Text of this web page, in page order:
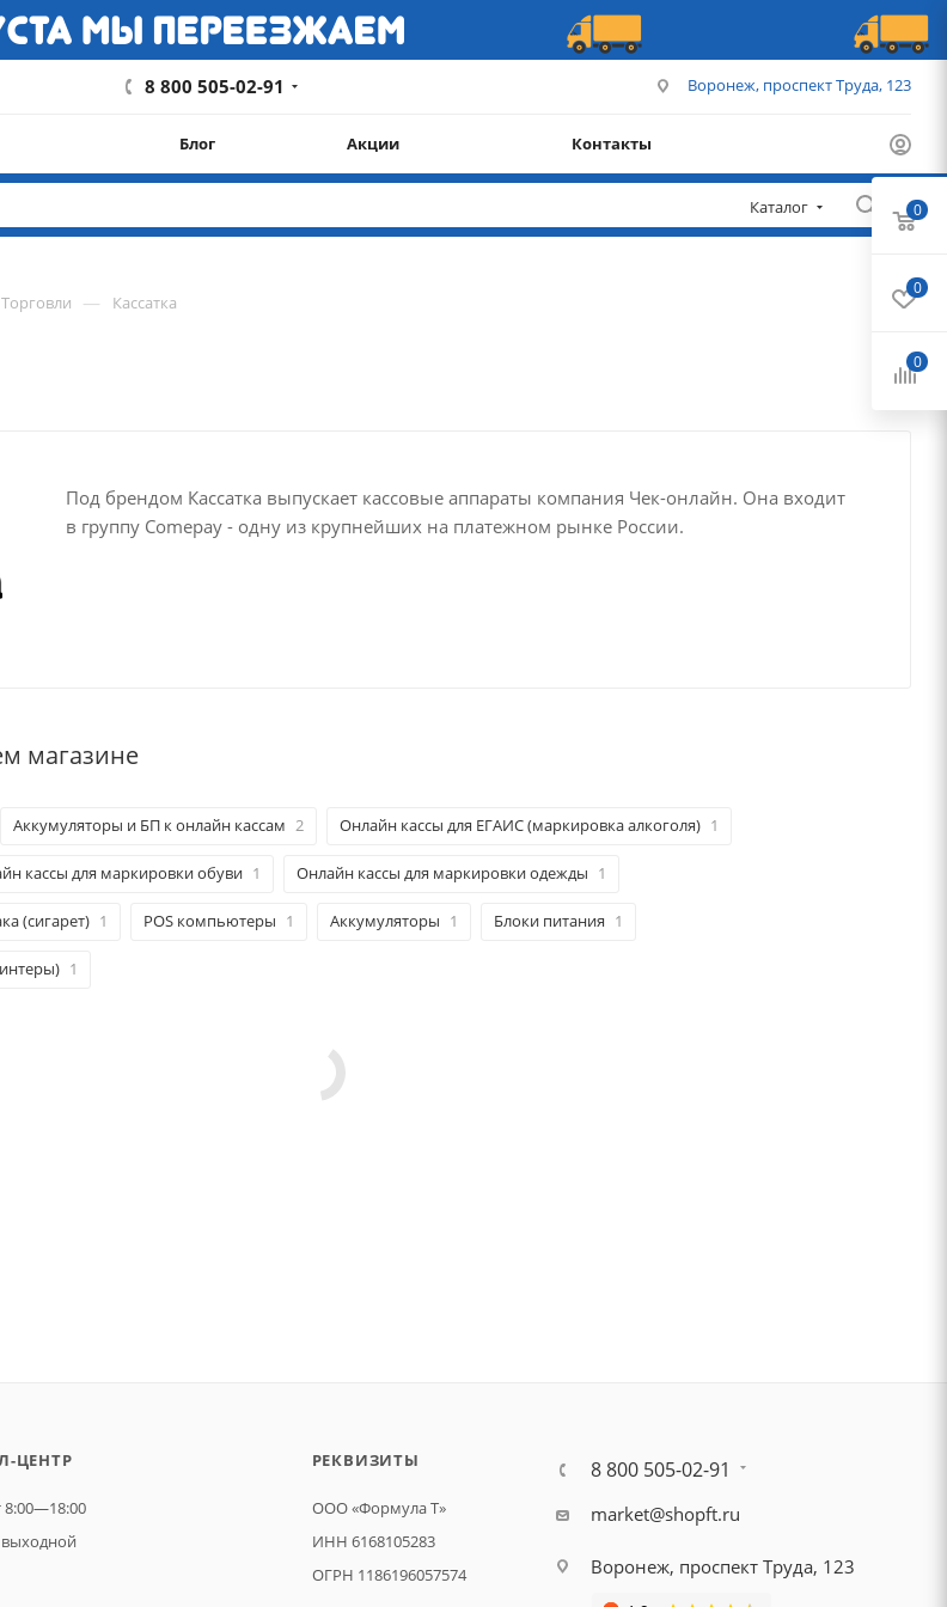
8 800 505-02-91 Воронеж, проспект Труда, 123
Блог Акции Контакты
Каталог
— Кассатка
Под брендом Кассатка выпускает кассовые аппараты компания Чек-онлайн. Она входит
в группу Comepay - одну из крупнейших на платежном рынке России.
магазине
Аккумуляторы и БП к онлайн кассам 2 Онлайн кассы для ЕГАИС (маркировка алкоголя) 1
кассы для маркировки обуви 1 Онлайн кассы для маркировки одежды 1
(сигарет) 1 POS компьютеры 1 Аккумуляторы 1 Блоки питания 1
1
ЦЕНТР
8:00—18:00
выходной
РЕКВИЗИТЫ
ООО «Формула Т»
ИНН 6168105283
ОГРН 1186196057574
8 800 505-02-91
market@shopft.ru
Воронеж, проспект Труда, 123
0
0
0